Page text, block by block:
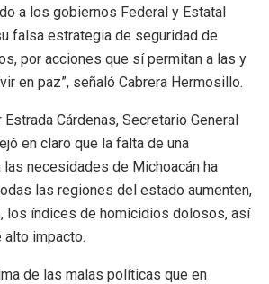
a los gobiernos Federal y Estatal
falsa estrategia de seguridad de
por acciones que sí permitan a las y
en paz”, señaló Cabrera Hermosillo.
Cárdenas, Secretario General
en claro que la falta de una
necesidades de Michoacán ha
las regiones del estado aumenten,
los índices de homicidios dolosos, así
impacto.
de las malas políticas que en